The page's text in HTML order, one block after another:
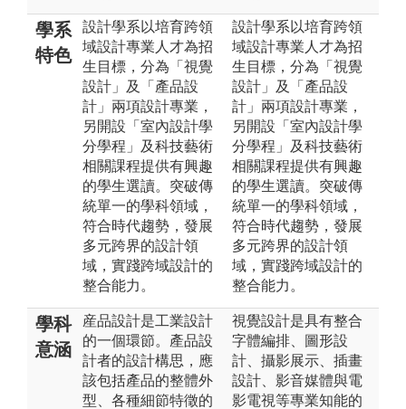
學系
特色
設計學系以培育跨領
域設計專業人才為招
生目標，分為「視覺
設計」及「產品設
計」兩項設計專業，
另開設「室內設計學
分學程」及科技藝術
相關課程提供有興趣
的學生選讀。突破傳
統單一的學科領域，
符合時代趨勢，發展
多元跨界的設計領
域，實踐跨域設計的
整合能力。
設計學系以培育跨領
域設計專業人才為招
生目標，分為「視覺
設計」及「產品設
計」兩項設計專業，
另開設「室內設計學
分學程」及科技藝術
相關課程提供有興趣
的學生選讀。突破傳
統單一的學科領域，
符合時代趨勢，發展
多元跨界的設計領
域，實踐跨域設計的
整合能力。
學科
意涵
産品設計是工業設計
的一個環節。產品設
計者的設計構思，應
該包括產品的整體外
型、各種細節特徵的
視覺設計是具有整合
字體編排、圖形設
計、攝影展示、插畫
設計、影音媒體與電
影電視等專業知能的